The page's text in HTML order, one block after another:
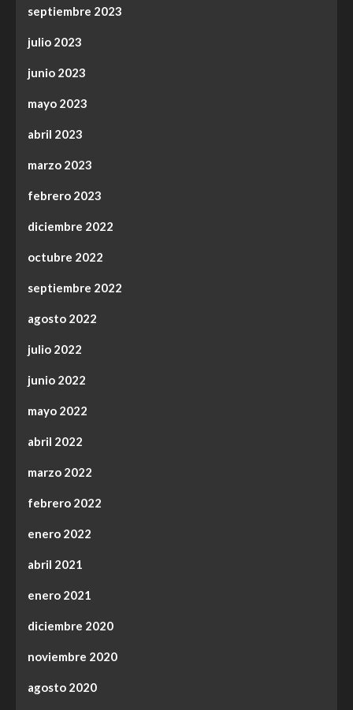
septiembre 2023
julio 2023
junio 2023
mayo 2023
abril 2023
marzo 2023
febrero 2023
diciembre 2022
octubre 2022
septiembre 2022
agosto 2022
julio 2022
junio 2022
mayo 2022
abril 2022
marzo 2022
febrero 2022
enero 2022
abril 2021
enero 2021
diciembre 2020
noviembre 2020
agosto 2020